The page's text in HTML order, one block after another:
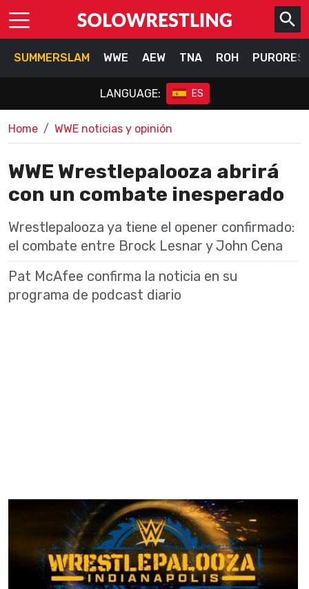
SUMMERSLAM WWE AEW TNA ROH
LANGUAGE: ES
Home WWE noticias y opinión
WWE Wrestlepalooza abrirá
con un combate inesperado
Wrestlepalooza ya tiene el opener confirmado:
el combate entre Brock Lesnar y John Cena
Pat McAfee confirma la noticia en su
programa de podcast diario